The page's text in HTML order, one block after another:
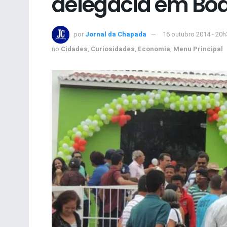
por Jornal da Chapada
16 outubro 2014 -
no Cidades, Curiosidades, Economia, Menu Principal